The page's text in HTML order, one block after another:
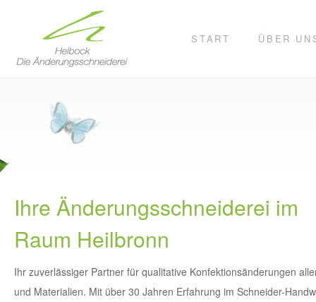
ÜBER
START
Ihre Änderungsschneiderei im
Raum Heilbronn
Ihr zuverlässiger Partner für qualitative Konfektionsänderungen
und Materialien. Mit über 30 Jahren Erfahrung im Schneider-